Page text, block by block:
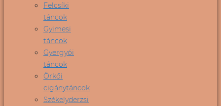
Felcsíki
táncok
Gyimesi
táncok
Gyergyói
táncok
Örkői
cigánytáncok
Székelyderzsi